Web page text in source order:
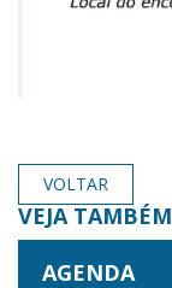
VOLTAR
VEJA TAMBÉM
AGENDA